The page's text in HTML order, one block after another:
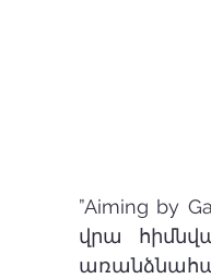
”Aiming by
վրա